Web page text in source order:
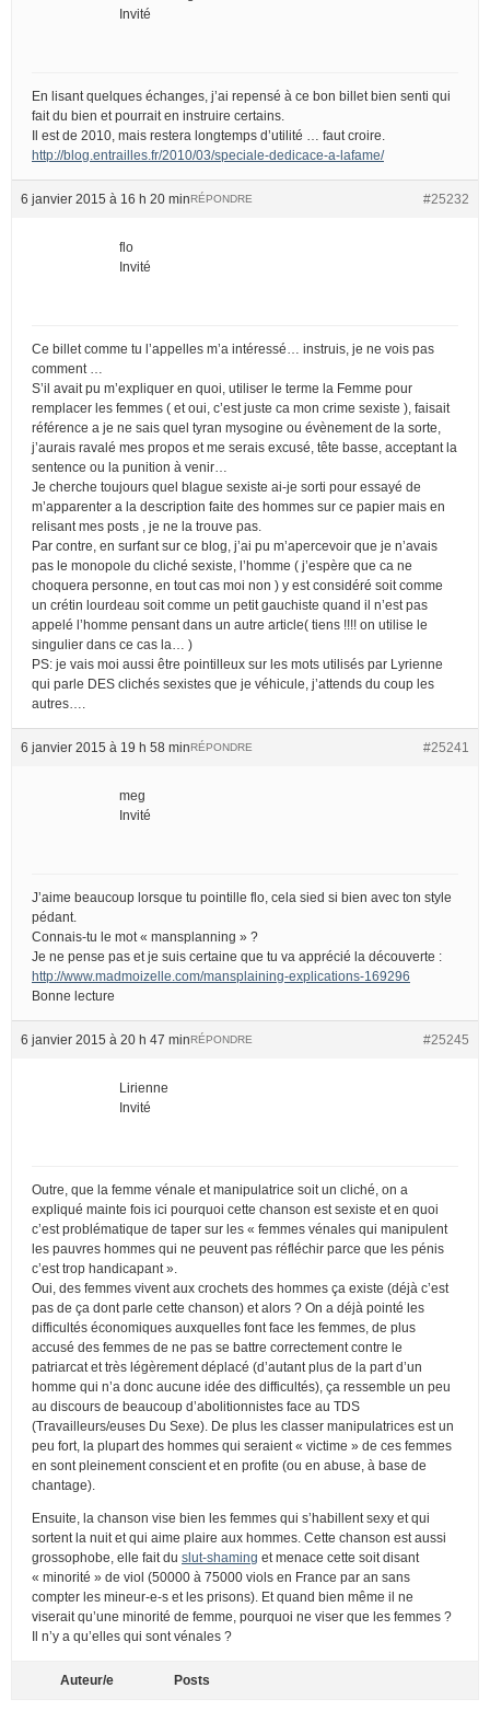
Invité
En lisant quelques échanges, j’ai repensé à ce bon billet bien senti qui
fait du bien et pourrait en instruire certains.
Il est de 2010, mais restera longtemps d’utilité … faut croire.
http://blog.entrailles.fr/2010/03/speciale-dedicace-a-lafame/
6 janvier 2015 à 16 h 20 min #25232
RÉPONDRE
flo
Invité
Ce billet comme tu l’appelles m’a intéressé… instruis, je ne vois pas
comment …
S’il avait pu m’expliquer en quoi, utiliser le terme la Femme pour
remplacer les femmes ( et oui, c’est juste ca mon crime sexiste ), faisait
référence a je ne sais quel tyran mysogine ou évènement de la sorte,
j’aurais ravalé mes propos et me serais excusé, tête basse, acceptant la
sentence ou la punition à venir…
Je cherche toujours quel blague sexiste ai-je sorti pour essayé de
m’apparenter a la description faite des hommes sur ce papier mais en
relisant mes posts , je ne la trouve pas.
Par contre, en surfant sur ce blog, j’ai pu m’apercevoir que je n’avais
pas le monopole du cliché sexiste, l’homme ( j’espère que ca ne
choquera personne, en tout cas moi non ) y est considéré soit comme
un crétin lourdeau soit comme un petit gauchiste quand il n’est pas
appelé l’homme pensant dans un autre article( tiens !!!! on utilise le
singulier dans ce cas la… )
PS: je vais moi aussi être pointilleux sur les mots utilisés par Lyrienne
qui parle DES clichés sexistes que je véhicule, j’attends du coup les
autres….
6 janvier 2015 à 19 h 58 min #25241
RÉPONDRE
meg
Invité
J’aime beaucoup lorsque tu pointille flo, cela sied si bien avec ton style
pédant.
Connais-tu le mot « mansplanning » ?
Je ne pense pas et je suis certaine que tu va apprécié la découverte :
http://www.madmoizelle.com/mansplaining-explications-169296
Bonne lecture
6 janvier 2015 à 20 h 47 min #25245
RÉPONDRE
Lirienne
Invité
Outre, que la femme vénale et manipulatrice soit un cliché, on a
expliqué mainte fois ici pourquoi cette chanson est sexiste et en quoi
c’est problématique de taper sur les « femmes vénales qui manipulent
les pauvres hommes qui ne peuvent pas réfléchir parce que les pénis
c’est trop handicapant ».
Oui, des femmes vivent aux crochets des hommes ça existe (déjà c’est
pas de ça dont parle cette chanson) et alors ? On a déjà pointé les
difficultés économiques auxquelles font face les femmes, de plus
accusé des femmes de ne pas se battre correctement contre le
patriarcat et très légèrement déplacé (d’autant plus de la part d’un
homme qui n’a donc aucune idée des difficultés), ça ressemble un peu
au discours de beaucoup d’abolitionnistes face au TDS
(Travailleurs/euses Du Sexe). De plus les classer manipulatrices est un
peu fort, la plupart des hommes qui seraient « victime » de ces femmes
en sont pleinement conscient et en profite (ou en abuse, à base de
chantage).
Ensuite, la chanson vise bien les femmes qui s’habillent sexy et qui
sortent la nuit et qui aime plaire aux hommes. Cette chanson est aussi
grossophobe, elle fait du slut-shaming et menace cette soit disant
« minorité » de viol (50000 à 75000 viols en France par an sans
compter les mineur-e-s et les prisons). Et quand bien même il ne
viserait qu’une minorité de femme, pourquoi ne viser que les femmes ?
Il n’y a qu’elles qui sont vénales ?
Auteur/e Posts